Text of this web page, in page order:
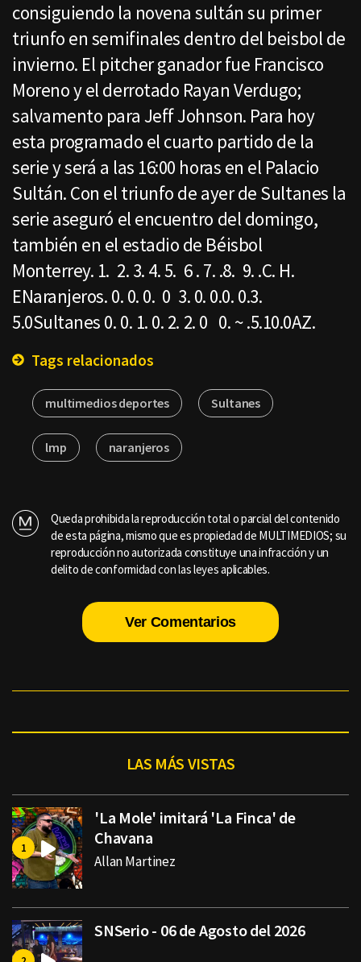
consiguiendo la novena sultán su primer
triunfo en semifinales dentro del beisbol de
invierno. El pitcher ganador fue Francisco
Moreno y el derrotado Rayan Verdugo;
salvamento para Jeff Johnson. Para hoy
esta programado el cuarto partido de la
serie y será a las 16:00 horas en el Palacio
Sultán. Con el triunfo de ayer de Sultanes la
serie aseguró el encuentro del domingo,
también en el estadio de Béisbol
Monterrey. 1. 2. 3. 4. 5. 6 . 7. .8. 9. .C. H.
ENaranjeros. 0. 0. 0. 0 3. 0. 0.0. 0.3.
5.0Sultanes 0. 0. 1. 0. 2. 2. 0 0. ~ .5.10.0AZ.
Tags relacionados
multimedios deportes Sultanes
lmp naranjeros
Queda prohibida la reproducción total o parcial del contenido
de esta página, mismo que es propiedad de MULTIMEDIOS; su
reproducción no autorizada constituye una infracción y un
delito de conformidad con las leyes aplicables.
Ver Comentarios
LAS MÁS VISTAS
'La Mole' imitará 'La Finca' de
Chavana
Allan Martinez
SNSerio - 06 de Agosto del 2026